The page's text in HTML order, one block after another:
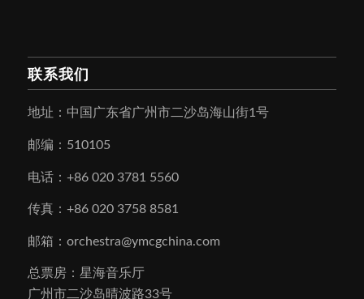
联系我们
地址：中国广东省广州市二沙岛海山街1号
邮编：510105
电话：+86 020 3781 5560
传真：+86 020 3758 8581
邮箱：orchestra@ymcgchina.com
总票房：星海音乐厅
广州市二沙岛晴波路33号